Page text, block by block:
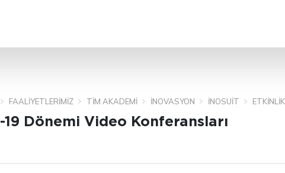
FAALIYETLERIMIZ TİM AKADEMI İNOVASYON İNOSUIT
19 Dönemi Video Konferansları